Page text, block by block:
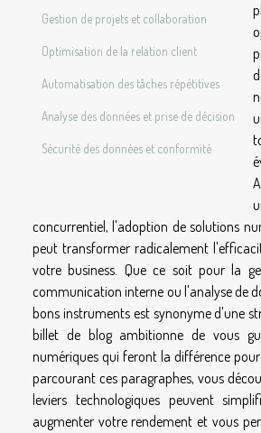
Gestion de projets et collaboration
Optimisation de la relation client
Automatisation des tâches répétitives
Analyse des données et prise de décision
Sécurité des données et conformité
concurrentiel, l'adoption de solutions
peut transformer radicalement
votre business. Que ce soit pour la
communication interne ou l'analyse de
bons instruments est synonyme d'une
billet de blog ambitionne de vous
numériques qui feront la différence
parcourant ces paragraphes, vous
leviers technologiques peuvent
augmenter votre rendement et vous